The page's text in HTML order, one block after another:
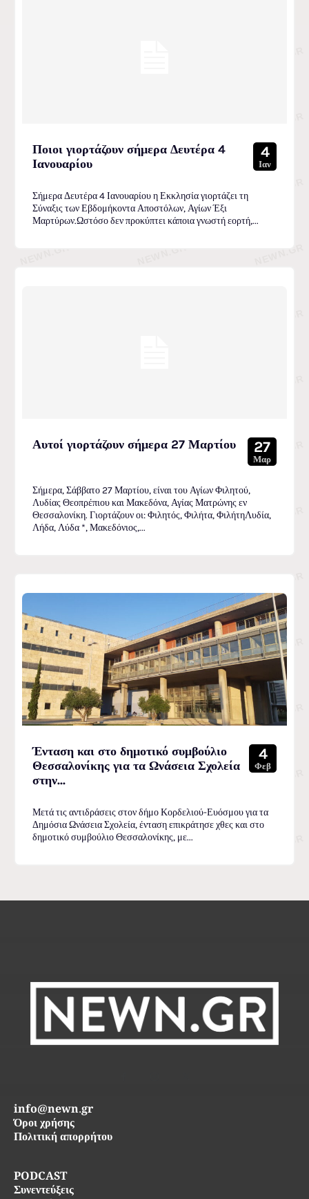
Ποιοι γιορτάζουν σήμερα Δευτέρα 4
Ιανουαρίου
4
Ιαν
Σήμερα Δευτέρα 4 Ιανουαρίου η Εκκλησία γιορτάζει τη
Σύναξις των Εβδομήκοντα Αποστόλων, Αγίων Έξι
Μαρτύρων.Ωστόσο δεν προκύπτει κάποια γνωστή εορτή,...
Αυτοί γιορτάζουν σήμερα 27 Μαρτίου 27
Μαρ
Σήμερα, Σάββατο 27 Μαρτίου, είναι του Αγίων Φιλητού,
Λυδίας Θεοπρέπιου και Μακεδόνα, Αγίας Ματρώνης εν
Θεσσαλονίκη. Γιορτάζουν οι: Φιλητός, Φιλήτα, ΦιλήτηΛυδία,
Λήδα, Λύδα *, Μακεδόνιος,...
Ένταση και στο δημοτικό συμβούλιο
Θεσσαλονίκης για τα Ωνάσεια Σχολεία
στην...
4
Φεβ
Μετά τις αντιδράσεις στον δήμο Κορδελιού-Ευόσμου για τα
Δημόσια Ωνάσεια Σχολεία, ένταση επικράτησε χθες και στο
δημοτικό συμβούλιο Θεσσαλονίκης, με...
PODCAST
Συνεντεύξεις
info@newn.gr
Όροι χρήσης
Πολιτική απορρήτου